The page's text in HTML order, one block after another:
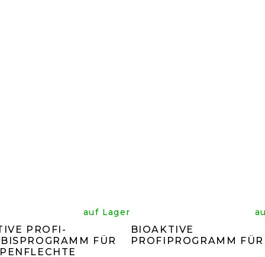
PROFI-
FÜR
auf Lager
BIOAKTIVE
PROFIPROGRAMM
Die